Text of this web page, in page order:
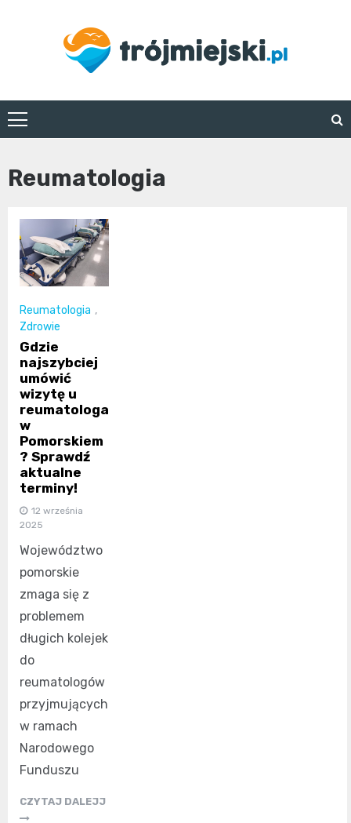
trojmiejski.pl
Reumatologia
Reumatologia ,
Zdrowie
Gdzie
najszybciej
umówić
wizytę u
reumatologa
w
Pomorskiem
? Sprawdź
aktualne
terminy!
12 września
2025
Województwo
pomorskie
zmaga się z
problemem
długich kolejek
do
reumatologów
przyjmujących
w ramach
Narodowego
Funduszu
CZYTAJ DALEJJ